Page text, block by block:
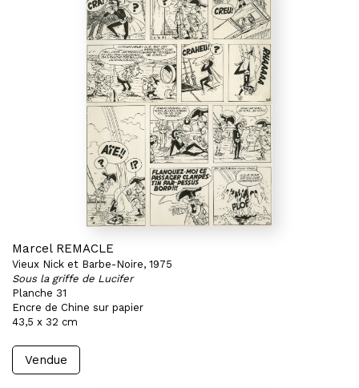
Marcel REMACLE
Vieux Nick et Barbe-Noire, 1975
Sous la griffe de Lucifer
Planche 31
Encre de Chine sur papier
43,5 x 32 cm
Vendue